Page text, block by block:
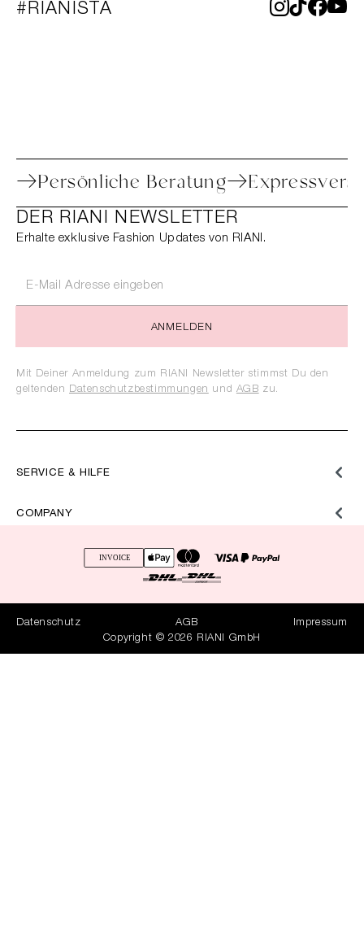
#RIANISTA
Persönliche Beratung
SERVICE & HILFE
COMPANY
DER RIANI NEWSLETTER
Erhalte exklusive Fashion Updates von RIANI.
ANMELDEN
Mit Deiner Anmeldung zum RIANI Newsletter stimmst Du den
geltenden Datenschutzbestimmungen und AGB zu.
Datenschutz AGB
Impressum
Copyright © 2026 RIANI GmbH